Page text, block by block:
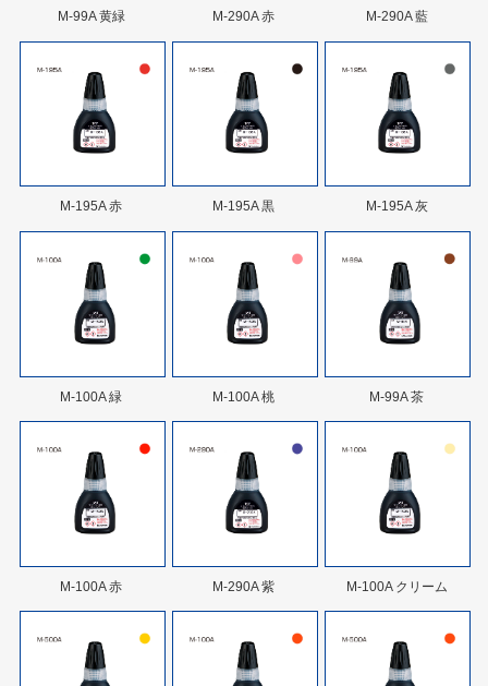
M-99A 黄緑 M-290A 赤 M-290A 藍
M-195A 赤 M-195A 黒 M-195A 灰
M-100A 緑 M-100A 桃 M-99A 茶
M-100A 赤 M-290A 紫 M-100A クリーム